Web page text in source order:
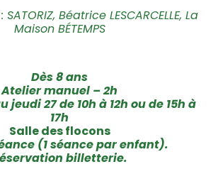
Béatrice LESCARCELLE, La
Maison BÉTEMPS
Dès 8 ans
Atelier manuel – 2h
jeudi 27 de 10h à 12h ou de 15h à
17h
Salle des flocons
(1 séance par enfant).
billetterie.